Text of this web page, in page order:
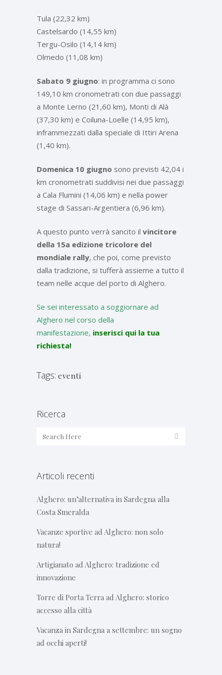
Tula (22,32 km)
Castelsardo (14,55 km)
Tergu-Osilo (14,14 km)
Olmedo (11,08 km)
Sabato 9 giugno: in programma ci sono
149,10 km cronometrati con due passaggi
a Monte Lerno (21,60 km), Monti di Alà
(37,30 km) e Coiluna-Loelle (14,95 km),
inframmezzati dalla speciale di Ittiri Arena
(1,40 km).
Domenica 10 giugno sono previsti 42,04 i
km cronometrati suddivisi nei due passaggi
a Cala Flumini (14,06 km) e nella power
stage di Sassari-Argentiera (6,96 km).
A questo punto verrà sancito il vincitore
della 15a edizione tricolore del
mondiale rally, che poi, come previsto
dalla tradizione, si tufferà assieme a tutto il
team nelle acque del porto di Alghero.
Se sei interessato a soggiornare ad
Alghero nel corso della
manifestazione, inserisci qui la tua
richiesta!
Tags: eventi
Ricerca
Articoli recenti
Alghero: un’alternativa in Sardegna alla
Costa Smeralda
Vacanze sportive ad Alghero: non solo
natura!
Artigianato ad Alghero: tradizione ed
innovazione
Torre di Porta Terra ad Alghero: storico
accesso alla città
Vacanza in Sardegna a settembre: un sogno
ad occhi aperti!